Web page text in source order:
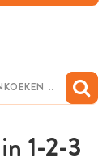
1-2-3